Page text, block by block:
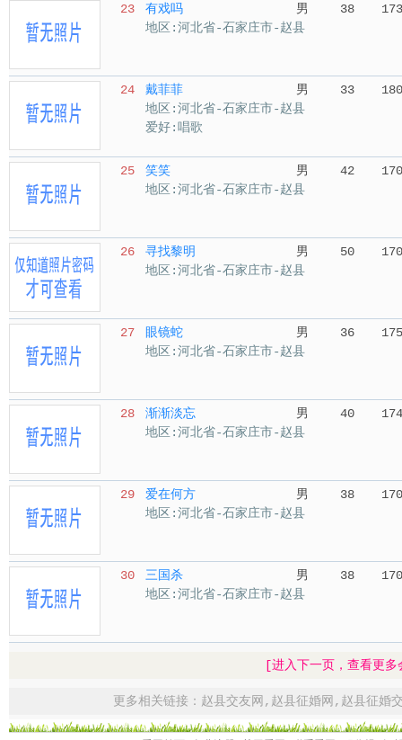
23 有戏吗 男 38
173
地区:河北省-石家庄市-赵县
24 戴菲菲 男 33
180
地区:河北省-石家庄市-赵县
爱好:唱歌
25 笑笑 男 42
170
地区:河北省-石家庄市-赵县
26 寻找黎明 男 50
170
地区:河北省-石家庄市-赵县
27 眼镜蛇 男 36
175
地区:河北省-石家庄市-赵县
28 渐渐淡忘 男 40
174
地区:河北省-石家庄市-赵县
29 爱在何方 男 38
170
地区:河北省-石家庄市-赵县
30 三国杀 男 38
170
地区:河北省-石家庄市-赵县
[进入下一页，查看更
更多相关链接： 赵县交友网 , 赵县征婚网 , 赵县征婚